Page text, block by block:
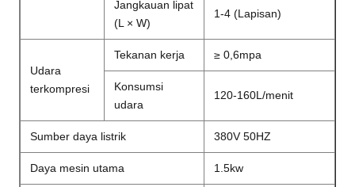
Jangkauan lipat
(L × W)
1-4 (Lapisan)
Udara
terkompresi
Tekanan kerja ≥ 0,6mpa
Konsumsi
udara
120-160L/menit
Sumber daya listrik 380V 50HZ
Daya mesin utama 1.5kw